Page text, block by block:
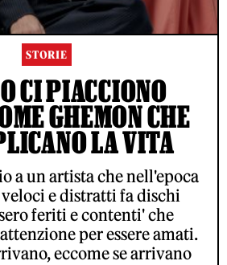
STORIE
CI PIACCIONO
GHEMON CHE
LA VITA
a un artista che nell'epoca
e distratti fa dischi
feriti e contenti' che
per essere amati.
eccome se arrivano